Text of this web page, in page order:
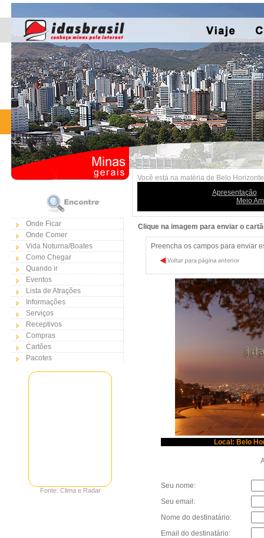
Onde Ficar
Onde Comer
Vida Noturna/Boates
Como Chegar
Quando ir
Eventos
Lista de Atrações
Informações
Serviços
Receptivos
Compras
Cartões
Pacotes
Fonte: Clima e Radar
Você está na matéria de Belo Horizonte
Apresentação
Meio
Clique na imagem para enviar o
Preencha os campos para enviar
Local: Belo
Seu nome:
Seu email:
Nome do destinatário:
Email do destinatário: